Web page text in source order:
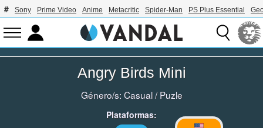
Sony Prime Video Anime Metacritic Spider-Man PS Plus Essential
Angry Birds Mini
Género/s: Casual/Puzle
Plataformas: